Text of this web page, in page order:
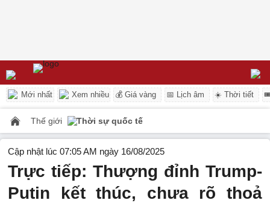
Mới nhất Xem nhiều 💰 Giá vàng 📅 Lịch âm ☀️ Thời tiết
Thế giới Thời sự quốc tế
Cập nhật lúc 07:05 AM ngày 16/08/2025
Trực tiếp: Thượng đỉnh Trump-
Putin kết thúc, chưa rõ thoả